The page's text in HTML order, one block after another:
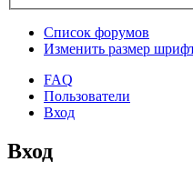
Список форумов
Изменить размер
FAQ
Пользователи
Вход
Вход